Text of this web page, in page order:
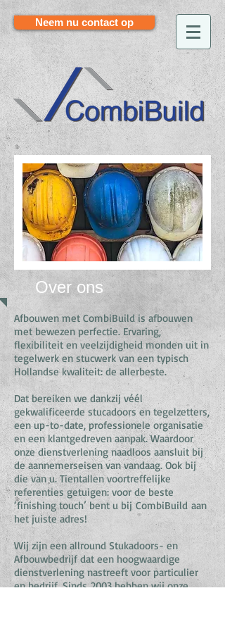
Neem nu contact op
Over ons
Afbouwen met CombiBuild is afbouwen
met bewezen perfectie. Ervaring,
flexibiliteit en veelzijdigheid monden uit in
tegelwerk en stucwerk van een typisch
Hollandse kwaliteit: de allerbeste.
Dat bereiken we dankzij véél
gekwalificeerde stucadoors en tegelzetters,
een up-to-date, professionele organisatie
en een klantgedreven aanpak. Waardoor
onze dienstverlening naadloos aansluit bij
de aannemerseisen van vandaag. Ook bij
die van u. Tientallen voortreffelijke
referenties getuigen: voor de beste
‘finishing touch’ bent u bijCombiBuild aan
het juiste adres!
Wij zijn een allround Stukadoors- en
Afbouwbedrijf dat een hoogwaardige
dienstverlening nastreeft voor particulier
en bedrijf. Sinds 2003 hebben wij onze